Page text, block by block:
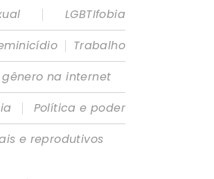
|
LGBTIfobia
| Trabalho
na internet
|
Política e poder
e reprodutivos